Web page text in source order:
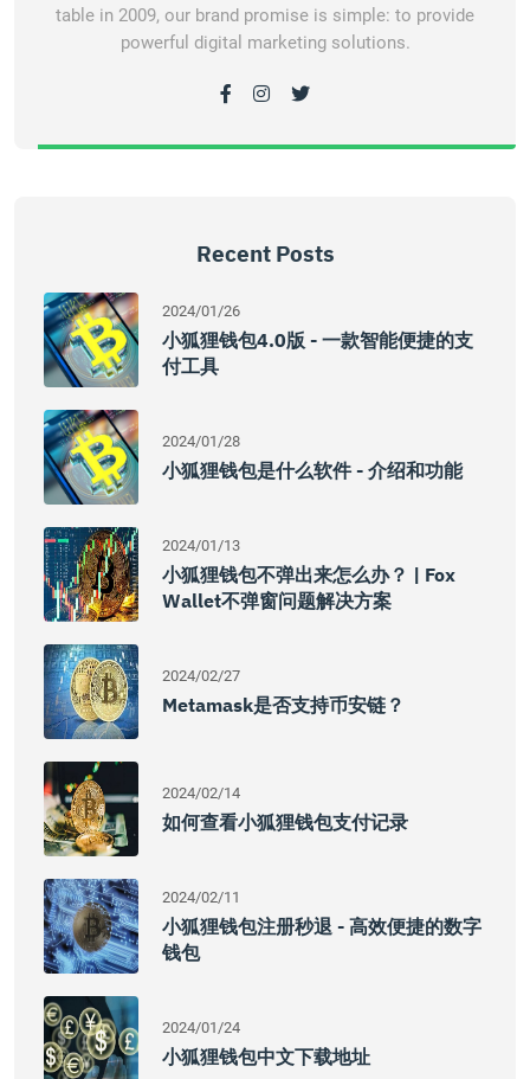
table in 2009, our brand promise is simple: to provide
powerful digital marketing solutions.
Recent Posts
2024/01/26
小狐狸钱包4.0版 - 一款智能便捷的支
付工具
2024/01/28
小狐狸钱包是什么软件 - 介绍和功能
2024/01/13
小狐狸钱包不弹出来怎么办？ | Fox
Wallet不弹窗问题解决方案
2024/02/27
Metamask是否支持币安链？
2024/02/14
如何查看小狐狸钱包支付记录
2024/02/11
小狐狸钱包注册秒退 - 高效便捷的数字
钱包
2024/01/24
小狐狸钱包中文下载地址